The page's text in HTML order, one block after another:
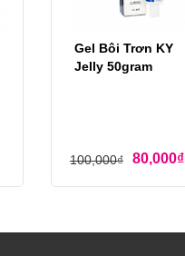
Gel Bôi Trơn KY
Jelly 50gram
100,000₫ 80,000₫